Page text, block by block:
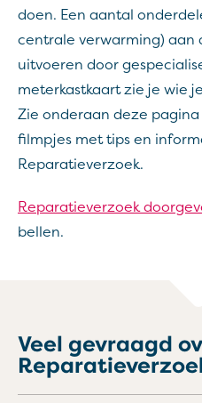
doen. Een aantal
centrale verwarming) aan
uitvoeren door
meterkastkaart zie je wie
Zie onderaan deze
filmpjes met tips en
Reparatieverzoek.
Reparatieverzoek
bellen.
Veel gevraagd over